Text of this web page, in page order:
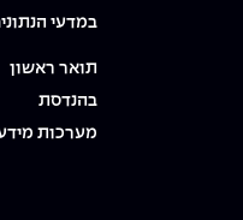
במדעי
תואר ראשון
בהנדסת
מערכות